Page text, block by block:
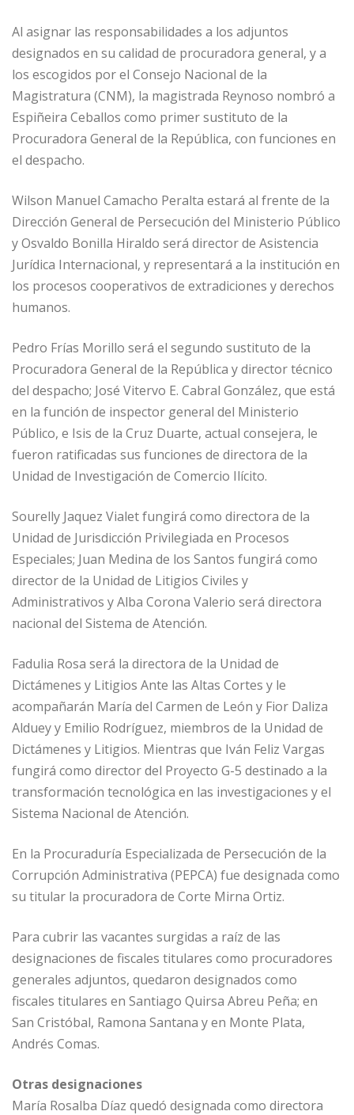
Al asignar las responsabilidades a los adjuntos
designados en su calidad de procuradora general, y a
los escogidos por el Consejo Nacional de la
Magistratura (CNM), la magistrada Reynoso nombró a
Espiñeira Ceballos como primer sustituto de la
Procuradora General de la República, con funciones en
el despacho.
Wilson Manuel Camacho Peralta estará al frente de la
Dirección General de Persecución del Ministerio Público
y Osvaldo Bonilla Hiraldo será director de Asistencia
Jurídica Internacional, y representará a la institución en
los procesos cooperativos de extradiciones y derechos
humanos.
Pedro Frías Morillo será el segundo sustituto de la
Procuradora General de la República y director técnico
del despacho; José Vitervo E. Cabral González, que está
en la función de inspector general del Ministerio
Público, e Isis de la Cruz Duarte, actual consejera, le
fueron ratificadas sus funciones de directora de la
Unidad de Investigación de Comercio Ilícito.
Sourelly Jaquez Vialet fungirá como directora de la
Unidad de Jurisdicción Privilegiada en Procesos
Especiales; Juan Medina de los Santos fungirá como
director de la Unidad de Litigios Civiles y
Administrativos y Alba Corona Valerio será directora
nacional del Sistema de Atención.
Fadulia Rosa será la directora de la Unidad de
Dictámenes y Litigios Ante las Altas Cortes y le
acompañarán María del Carmen de León y Fior Daliza
Alduey y Emilio Rodríguez, miembros de la Unidad de
Dictámenes y Litigios. Mientras que Iván Feliz Vargas
fungirá como director del Proyecto G-5 destinado a la
transformación tecnológica en las investigaciones y el
Sistema Nacional de Atención.
En la Procuraduría Especializada de Persecución de la
Corrupción Administrativa (PEPCA) fue designada como
su titular la procuradora de Corte Mirna Ortiz.
Para cubrir las vacantes surgidas a raíz de las
designaciones de fiscales titulares como procuradores
generales adjuntos, quedaron designados como
fiscales titulares en Santiago Quirsa Abreu Peña; en
San Cristóbal, Ramona Santana y en Monte Plata,
Andrés Comas.
Otras designaciones
María Rosalba Díaz quedó designada como directora